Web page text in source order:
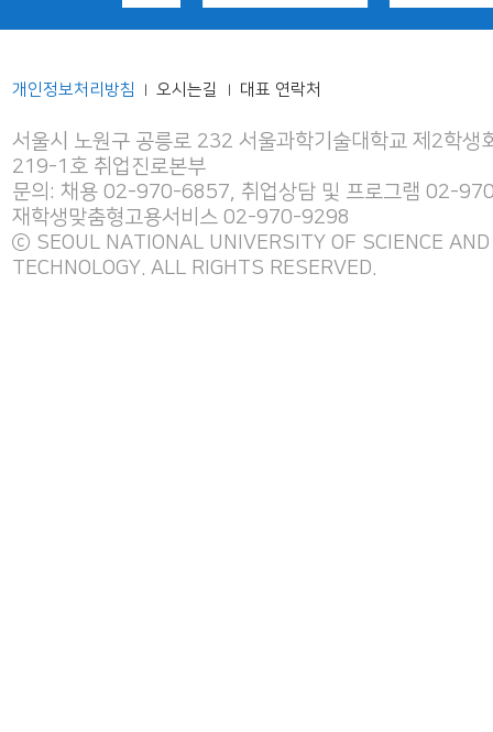
개인정보처리방침 | 오시는길 | 대표 연락처
서울시 노원구 공릉로 232 서울과학기술대학교 제2학생
219-1호 취업진로본부
문의: 채용 02-970-6857, 취업상담 및 프로그램 02-
재학생맞춤형고용서비스 02-970-9298
ⓒ SEOUL NATIONAL UNIVERSITY OF SCIENCE AND
TECHNOLOGY. ALL RIGHTS RESERVED.